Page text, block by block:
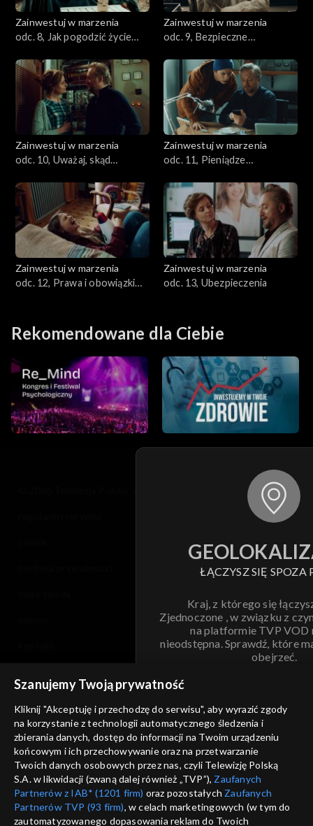
Zainwestuj w marzenia
odc. 8, Jak pogodzić życie
Zainwestuj w marzenia
odc. 9, Bezpieczne
Zainwestuj w marzenia
odc. 10, Uważaj, skąd
Zainwestuj w marzenia
odc. 11, Pieniądze
Zainwestuj w marzenia
odc. 12, Prawa i obowiązki
Zainwestuj w marzenia
odc. 13, Ubezpieczenia
Rekomendowane dla Ciebie
ŁĄCZYSZ SIĘ SPOZA
Kraj, z którego się
Zjednoczone , w związku z
na platformie TVP VOD
nieodstępna. Sprawdź, które
obejrzeć.
ANULUJ
informacje o dostawcy usług
Szanujemy Twoją prywatność
Kliknij "Akceptuję i przechodzę do serwisu", aby wyrazić zgody
na korzystanie z technologii automatycznego śledzenia i
zbierania danych, dostęp do informacji na Twoim urządzeniu
końcowym i ich przechowywanie oraz na przetwarzanie
Twoich danych osobowych przez nas, czyli Telewizję Polską
S.A. w likwidacji (zwaną dalej również „TVP”), Zaufanych
Partnerów z IAB* (1201 firm) oraz pozostałych Zaufanych
Partnerów TVP (93 firm), w celach marketingowych (w tym do
zautomatyzowanego dopasowania reklam do Twoich